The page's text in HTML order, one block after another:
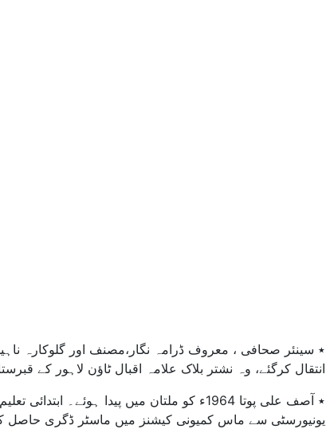
انتقال کرگئے، وہ نشتر بلاک علامہ اقبال ٹاؤن لاہور کے قبرستان
٭ آصف علی پوتا 1964ء کو ملتان میں پیدا